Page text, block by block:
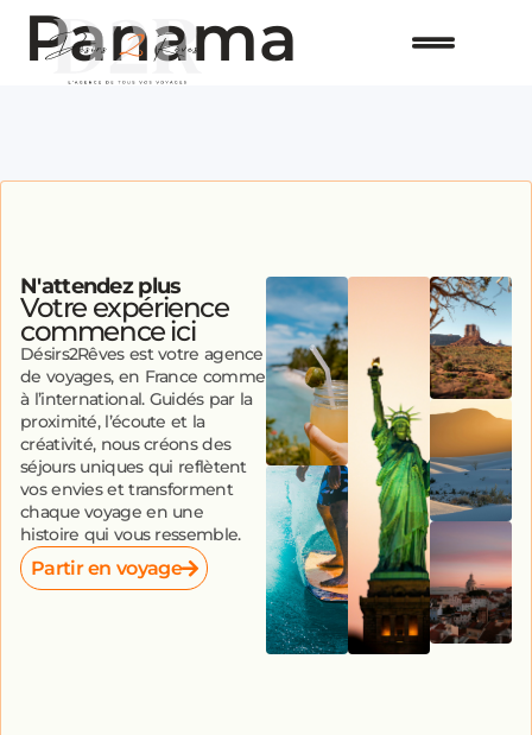
Panama
N'attendez plus
Votre expérience
commence ici
Désirs2Rêves est votre agence
de voyages, en France comme
à l’international. Guidés par la
proximité, l’écoute et la
créativité, nous créons des
séjours uniques qui reflètent
vos envies et transforment
chaque voyage en une
histoire qui vous ressemble.
Partir en voyage